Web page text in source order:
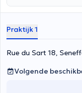
Praktijk 1
Rue du Sart 18,
Volgende